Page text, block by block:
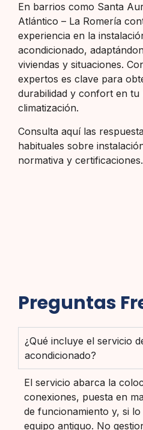
En barrios como Santa
Atlántico – La Romería
experiencia en la
acondicionado,
viviendas y situaciones.
expertos es clave para
durabilidad y confort en tu
climatización.
Consulta aquí las
habituales sobre
normativa y certificaciones.
Preguntas
¿Qué incluye el servicio
acondicionado?
El servicio abarca la
conexiones, puesta en
de funcionamiento y, si
equipo antiguo. No